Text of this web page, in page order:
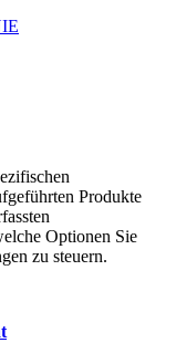
Produkte
Optionen Sie
zu steuern.